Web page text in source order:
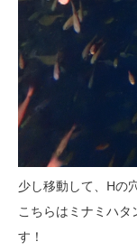
少し移動して、Hの穴
こちらはミナミハ
す！